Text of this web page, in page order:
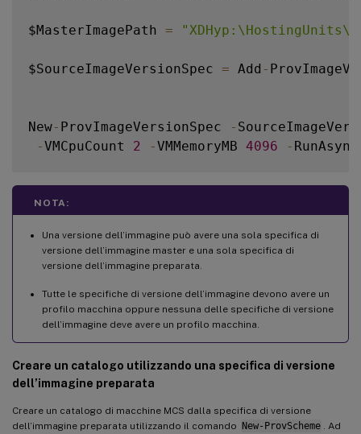
$MasterImagePath =
$SourceImageVersionSpec = Add -
New- ProvImageVersionSpec -
-VMCpuCount 2 -VMMemoryMB 4096 -
Add-ProvImageVersionSpecHostingUnit -
NOTA:
Una versione dell’immagine può avere una sola specifica di
versione dell’immagine master e una sola specifica di
versione dell’immagine preparata.
Tutte le specifiche di versione dell’immagine devono avere un
profilo macchina oppure nessuna delle specifiche di versione
dell’immagine deve avere un profilo macchina.
Creare un catalogo utilizzando una specifica di versione
dell’immagine preparata
Creare un catalogo di macchine MCS dalla specifica di versione
dell’immagine preparata utilizzando il comando New-ProvScheme
. Ad